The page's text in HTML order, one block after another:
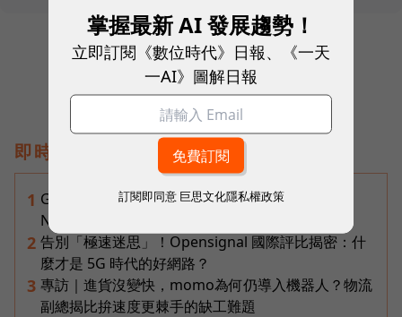
即時熱門文章
1 Gemini完整教學地圖！37篇實測整理，
Notebooks、Spark、提示詞架構全打包
2 告別「極速迷思」！Opensignal 國際評比揭密：什
麼才是 5G 時代的好網路？
3 專訪｜進貨沒變快，momo為何仍導入機器人？物流
副總揭比拚速度更棘手的缺工難題
掌握最新 AI 發展趨勢！
立即訂閱《數位時代》日報、《一天
一AI》圖解日報
訂閱即同意 巨思文化隱私權政策